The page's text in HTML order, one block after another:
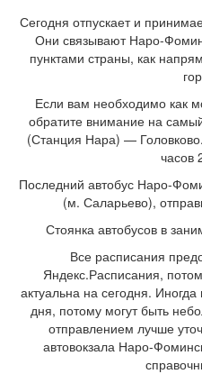
Сегодня отпускает и
Они связывают Наро-
пунктами страны, как
Если вам необходимо как
обратите внимание на
(Станция Нара) —
часов
Последний автобус Наро-
(м. Саларьево),
Стоянка автобусов в
Все расписания
Яндекс.Расписания,
актуальна на сегодня.
дня, потому могут быть
отправлением лучше
автовокзала Наро-